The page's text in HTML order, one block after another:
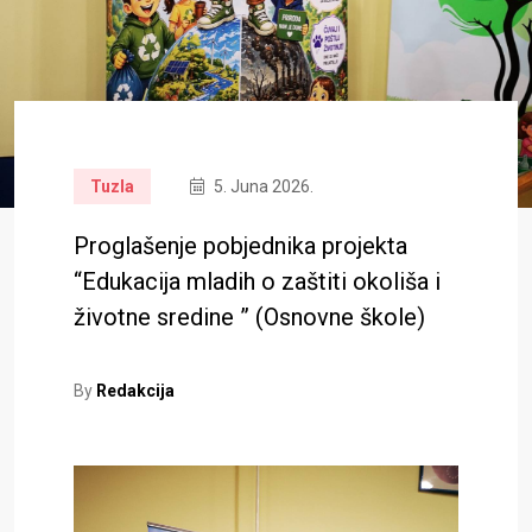
Tuzla 5. Juna 2026.
Proglašenje pobjednika projekta
“Edukacija mladih o zaštiti okoliša i
životne sredine ” (Osnovne škole)
By Redakcija